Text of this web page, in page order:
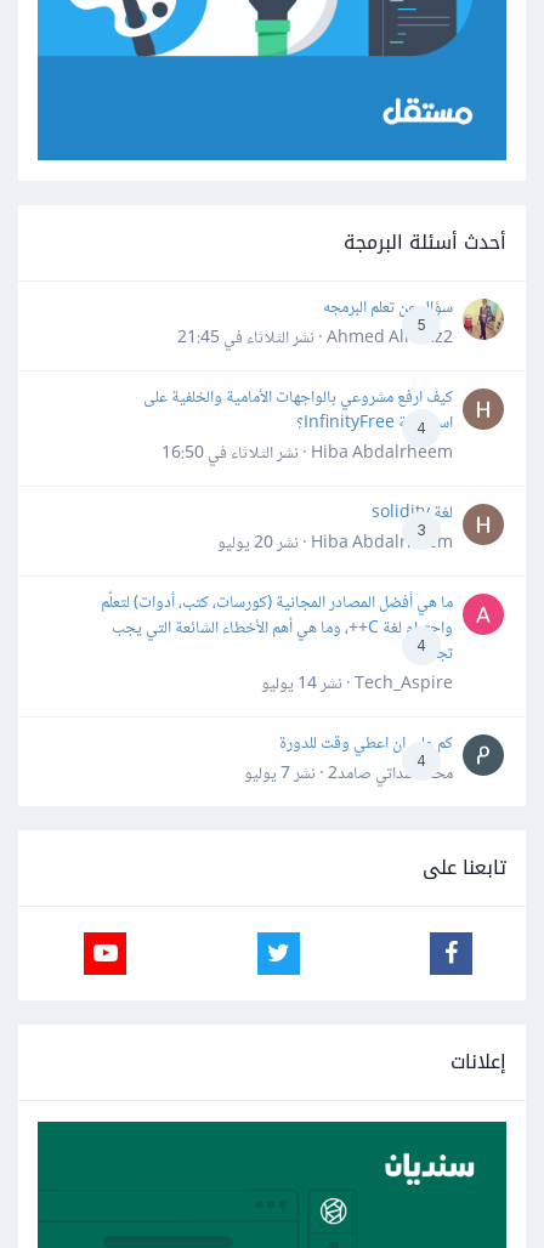
أحدث أسئلة البرمجة
5
سؤال عن تعلم البرمجه
Ahmed Alhafiz2 · نشر
الثلاثاء في 21:45
4
كيف ارفع مشروعي بالواجهات الأمامية والخلفية على
استضافة InfinityFree؟
Hiba Abdalrheem · نشر
الثلاثاء في 16:50
3
لغة solidity
Hiba Abdalrheem · نشر
20 يوليو
4
ما هي أفضل المصادر المجانية (كورسات، كتب، أدوات) لتعلّم
واحترام لغة C++، وما هي أهم الأخطاء الشائعة التي يجب
تجنبها؟
Tech_Aspire · نشر
14 يوليو
4
كم علي ان اعطي وقت للدورة
محمد سداتي صامد2 · نشر
7 يوليو
تابعنا على
إعلانات